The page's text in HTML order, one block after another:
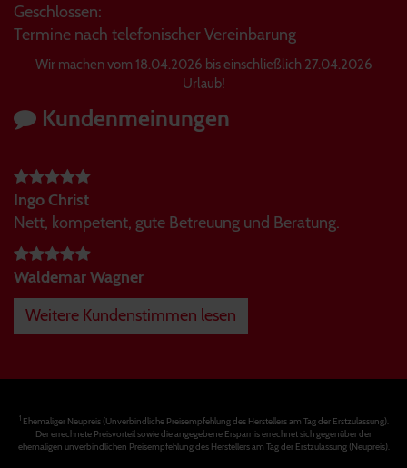
Geschlossen:
Termine nach telefonischer Vereinbarung
Wir machen vom 18.04.2026 bis einschließlich 27.04.2026
Urlaub!
Kundenmeinungen
Ingo Christ
Nett, kompetent, gute Betreuung und Beratung.
Waldemar Wagner
Weitere Kundenstimmen lesen
1Ehemaliger Neupreis (Unverbindliche Preisempfehlung des Herstellers am Tag der Erstzulassung).
Der errechnete Preisvorteil sowie die angegebene Ersparnis errechnet sich gegenüber der
ehemaligen unverbindlichen Preisempfehlung des Herstellers am Tag der Erstzulassung (Neupreis).